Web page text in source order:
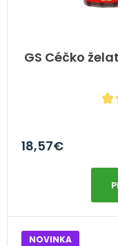
GS Céčko
18,57€
NOVINKA